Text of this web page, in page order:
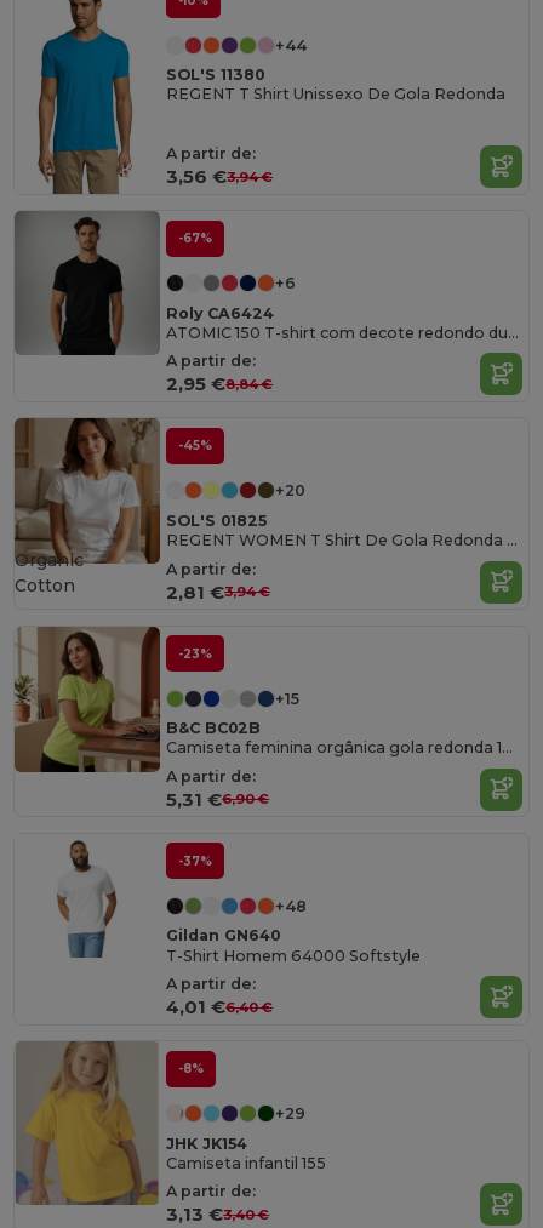
+44
SOL'S 11380
REGENT T Shirt Unissexo De Gola Redonda
A partir de:
3,56 €3,94 €
-67%
+6
Roly CA6424
ATOMIC 150 T-shirt com decote redondo duplo
A partir de:
2,95 €8,84 €
-45%
+20
SOL'S 01825
REGENT WOMEN T Shirt De Gola Redonda Para Senhora
A partir de:
2,81 €3,94 €
Organic
Cotton
-23%
+15
B&C BC02B
Camiseta feminina orgânica gola redonda 150
A partir de:
5,31 €6,90 €
-37%
+48
Gildan GN640
T-Shirt Homem 64000 Softstyle
A partir de:
4,01 €6,40 €
-8%
+29
JHK JK154
Camiseta infantil 155
A partir de:
3,13 €3,40 €